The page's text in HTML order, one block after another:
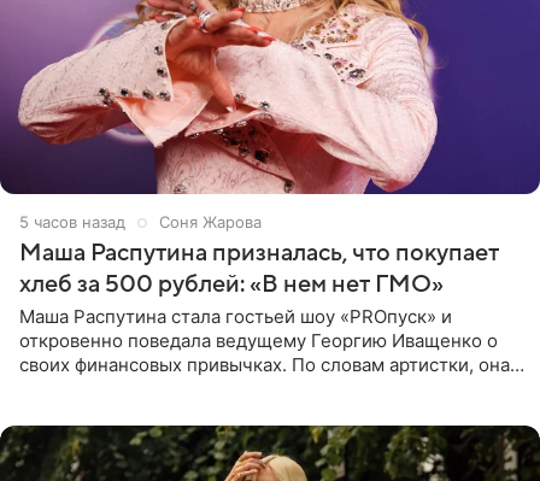
5 часов назад Соня Жарова
Маша Распутина призналась, что покупает
хлеб за 500 рублей: «В нем нет ГМО»
Маша Распутина стала гостьей шоу «PROпуск» и
откровенно поведала ведущему Георгию Иващенко о
своих финансовых привычках. По словам артистки, она